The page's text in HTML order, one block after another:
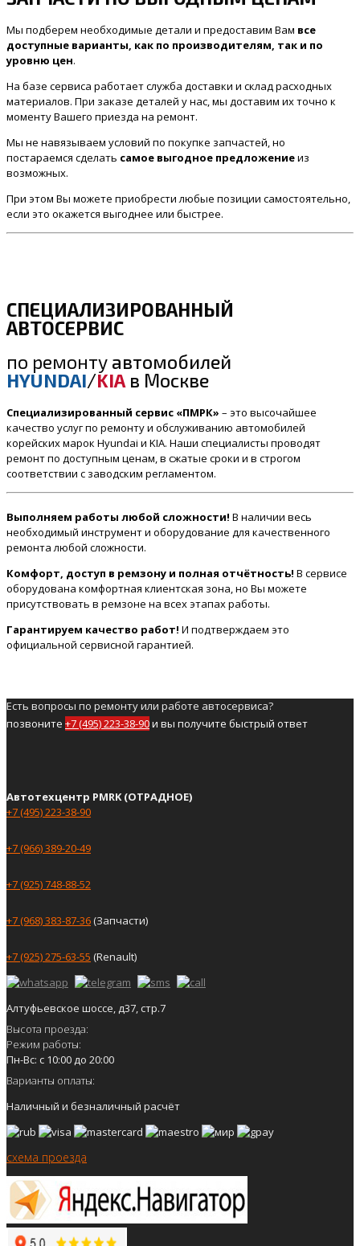
Мы подберем необходимые детали и предоставим Вам все
доступные варианты, как по производителям, так и по
уровню цен.
На базе сервиса работает служба доставки и склад расходных
материалов. При заказе деталей у нас, мы доставим их точно к
моменту Вашего приезда на ремонт.
Мы не навязываем условий по покупке запчастей, но
постараемся сделать самое выгодное предложениеиз
возможных.
При этом Вы можете приобрести любые позиции самостоятельно,
если это окажется выгоднее или быстрее.
СПЕЦИАЛИЗИРОВАННЫЙ
АВТОСЕРВИС
по ремонту автомобилей
HYUNDAI/KIA в Москве
Специализированный сервис «ПМРК» – это высочайшее
качество услуг по ремонту и обслуживанию автомобилей
корейских марок Hyundai и KIA. Наши специалисты проводят
ремонт по доступным ценам, в сжатые сроки и в строгом
соответствии с заводским регламентом.
Выполняем работы любой сложности! В наличии весь
необходимый инструмент и оборудование для качественного
ремонта любой сложности.
Комфорт, доступ в ремзону и полная отчётность! В сервисе
оборудована комфортная клиентская зона, но Вы можете
присутствовать в ремзоне на всех этапах работы.
Гарантируем качество работ! И подтверждаем это
официальной сервисной гарантией.
Есть вопросы по ремонту или работе автосервиса?
позвоните +7 (495) 223-38-90и вы получите быстрый ответ
Автотехцентр PMRK (ОТРАДНОЕ)
+7 (495) 223-38-90
+7 (966) 389-20-49
+7 (925) 748-88-52
+7 (968) 383-87-36(Запчасти)
+7 (925) 275-63-55 (Renault)
Алтуфьевское шоссе, д37, стр.7
Высота проезда:
Режим работы:
Пн-Вс: с 10:00 до 20:00
Варианты оплаты:
Наличный и безналичный расчёт
схема проезда